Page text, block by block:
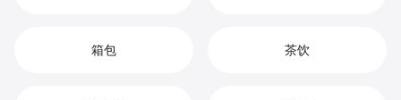
箱包 茶饮